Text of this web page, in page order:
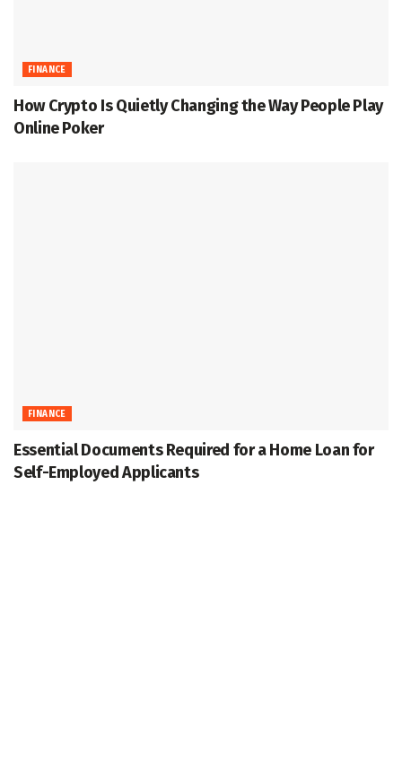
FINANCE
How Crypto Is Quietly Changing the Way People Play
Online Poker
FINANCE
Essential Documents Required for a Home Loan for
Self-Employed Applicants